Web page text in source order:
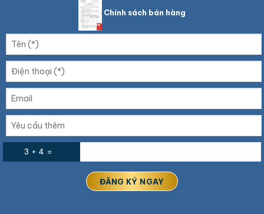
Chính sách bán hàng
3 + 4 =